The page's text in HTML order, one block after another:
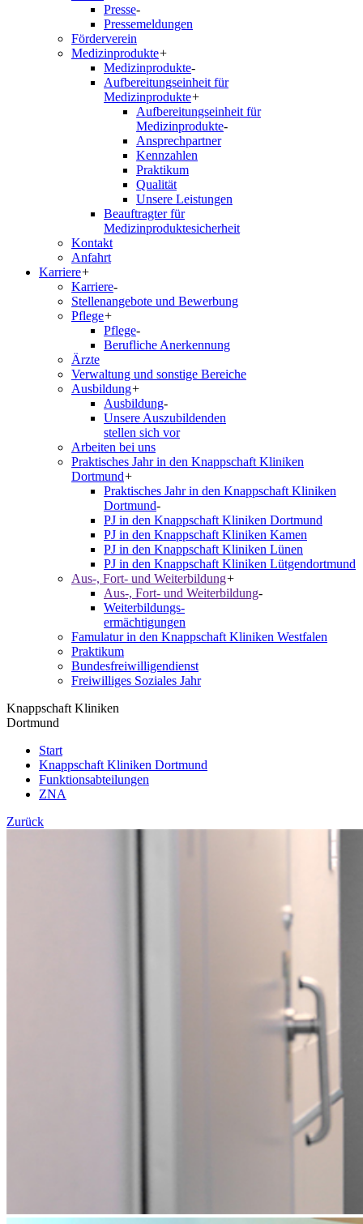
Presse-
Pressemeldungen
Förderverein
Medizinprodukte+
Medizinprodukte-
Aufbereitungseinheit für
Medizinprodukte+
Aufbereitungseinheit für
Medizinprodukte-
Ansprechpartner
Kennzahlen
Praktikum
Qualität
Unsere Leistungen
Beauftragter für
Medizinproduktesicherheit
Kontakt
Anfahrt
Karriere+
Karriere-
Stellenangebote und Bewerbung
Pflege+
Pflege-
Berufliche Anerkennung
Ärzte
Verwaltung und sonstige Bereiche
Ausbildung+
Ausbildung-
Unsere Auszubildenden
stellen sich vor
Arbeiten bei uns
Praktisches Jahr in den Knappschaft Kliniken
Dortmund+
Praktisches Jahr in den Knappschaft Kliniken
Dortmund-
PJ in den Knappschaft Kliniken Dortmund
PJ in den Knappschaft Kliniken Kamen
PJ in den Knappschaft Kliniken Lünen
PJ in den Knappschaft Kliniken Lütgendortmund
Aus-, Fort- und Weiterbildung+
Aus-, Fort- und Weiterbildung-
Weiterbildungs-
ermächtigungen
Famulatur in den Knappschaft Kliniken Westfalen
Praktikum
Bundesfreiwilligendienst
Freiwilliges Soziales Jahr
Knappschaft Kliniken
Dortmund
Start
Knappschaft Kliniken Dortmund
Funktionsabteilungen
ZNA
Zurück